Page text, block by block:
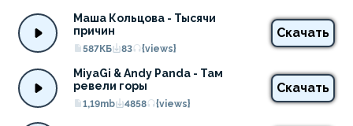
Маша Кольцова - Тысячи
причин
587КБ 83 {views}
Скачать
MiyaGi & Andy Panda - Там
ревели горы
1,19mb 4858 {views}
Скачать